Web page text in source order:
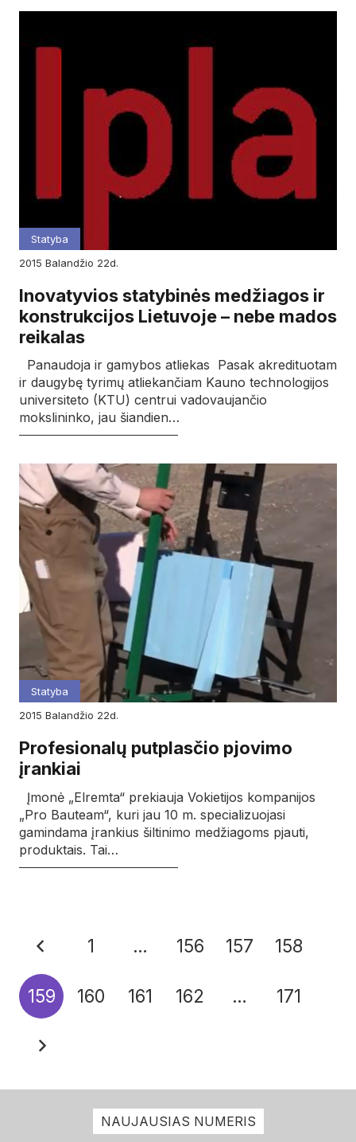
Statyba
2015
balandžio 22d.
Inovatyvios statybinės medžiagos ir
konstrukcijos Lietuvoje – nebe mados
reikalas
Panaudoja ir gamybos atliekas Pasak akredituotam
ir daugybę tyrimų atliekančiam Kauno technologijos
universiteto (KTU) centrui vadovaujančio
mokslininko, jau šiandien…
Statyba
2015
balandžio 22d.
Profesionalų putplasčio pjovimo
įrankiai
Įmonė „Elremta“ prekiauja Vokietijos kompanijos
„Pro Bauteam“, kuri jau 10 m. specializuojasi
gamindama įrankius šiltinimo medžiagoms pjauti,
produktais. Tai…
1 … 156 157 158
159 160 161 162 … 171
NAUJAUSIAS NUMERIS